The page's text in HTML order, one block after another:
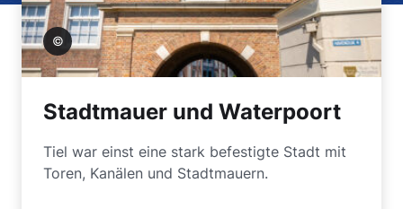
Tiel
Stadtmauer und Waterpoort
Tiel war einst eine stark befestigte Stadt mit
Toren, Kanälen und Stadtmauern.